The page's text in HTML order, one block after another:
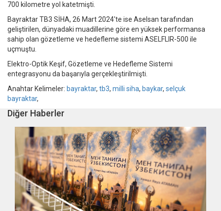
700 kilometre yol katetmişti.
Bayraktar TB3 SİHA, 26 Mart 2024'te ise Aselsan tarafından
geliştirilen, dünyadaki muadillerine göre en yüksek performansa
sahip olan gözetleme ve hedefleme sistemi ASELFLIR-500 ile
uçmuştu.
Elektro-Optik Keşif, Gözetleme ve Hedefleme Sistemi
entegrasyonu da başarıyla gerçekleştirilmişti.
Anahtar Kelimeler: bayraktar, tb3, milli siha, baykar, selçuk
bayraktar,
Diğer Haberler